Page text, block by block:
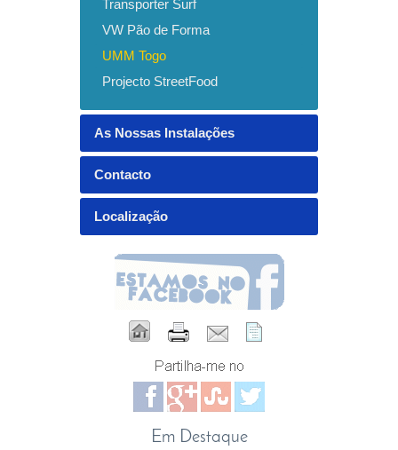
Transporter Surf
VW Pão de Forma
UMM Togo
Projecto StreetFood
As Nossas Instalações
Contacto
Localização
Em Destaque